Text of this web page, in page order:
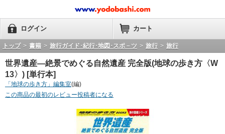
ログイン カート
トップ > 書籍 > 旅行ガイド･紀行･地図･スポ－ツ > 旅行 > 旅行
世界遺産―絶景でめぐる自然遺産 完全版(地球の歩き方〈W
13〉) [単行本]
「地球の歩き方」編集室(編)
この商品の最初のレビュー投稿者になる